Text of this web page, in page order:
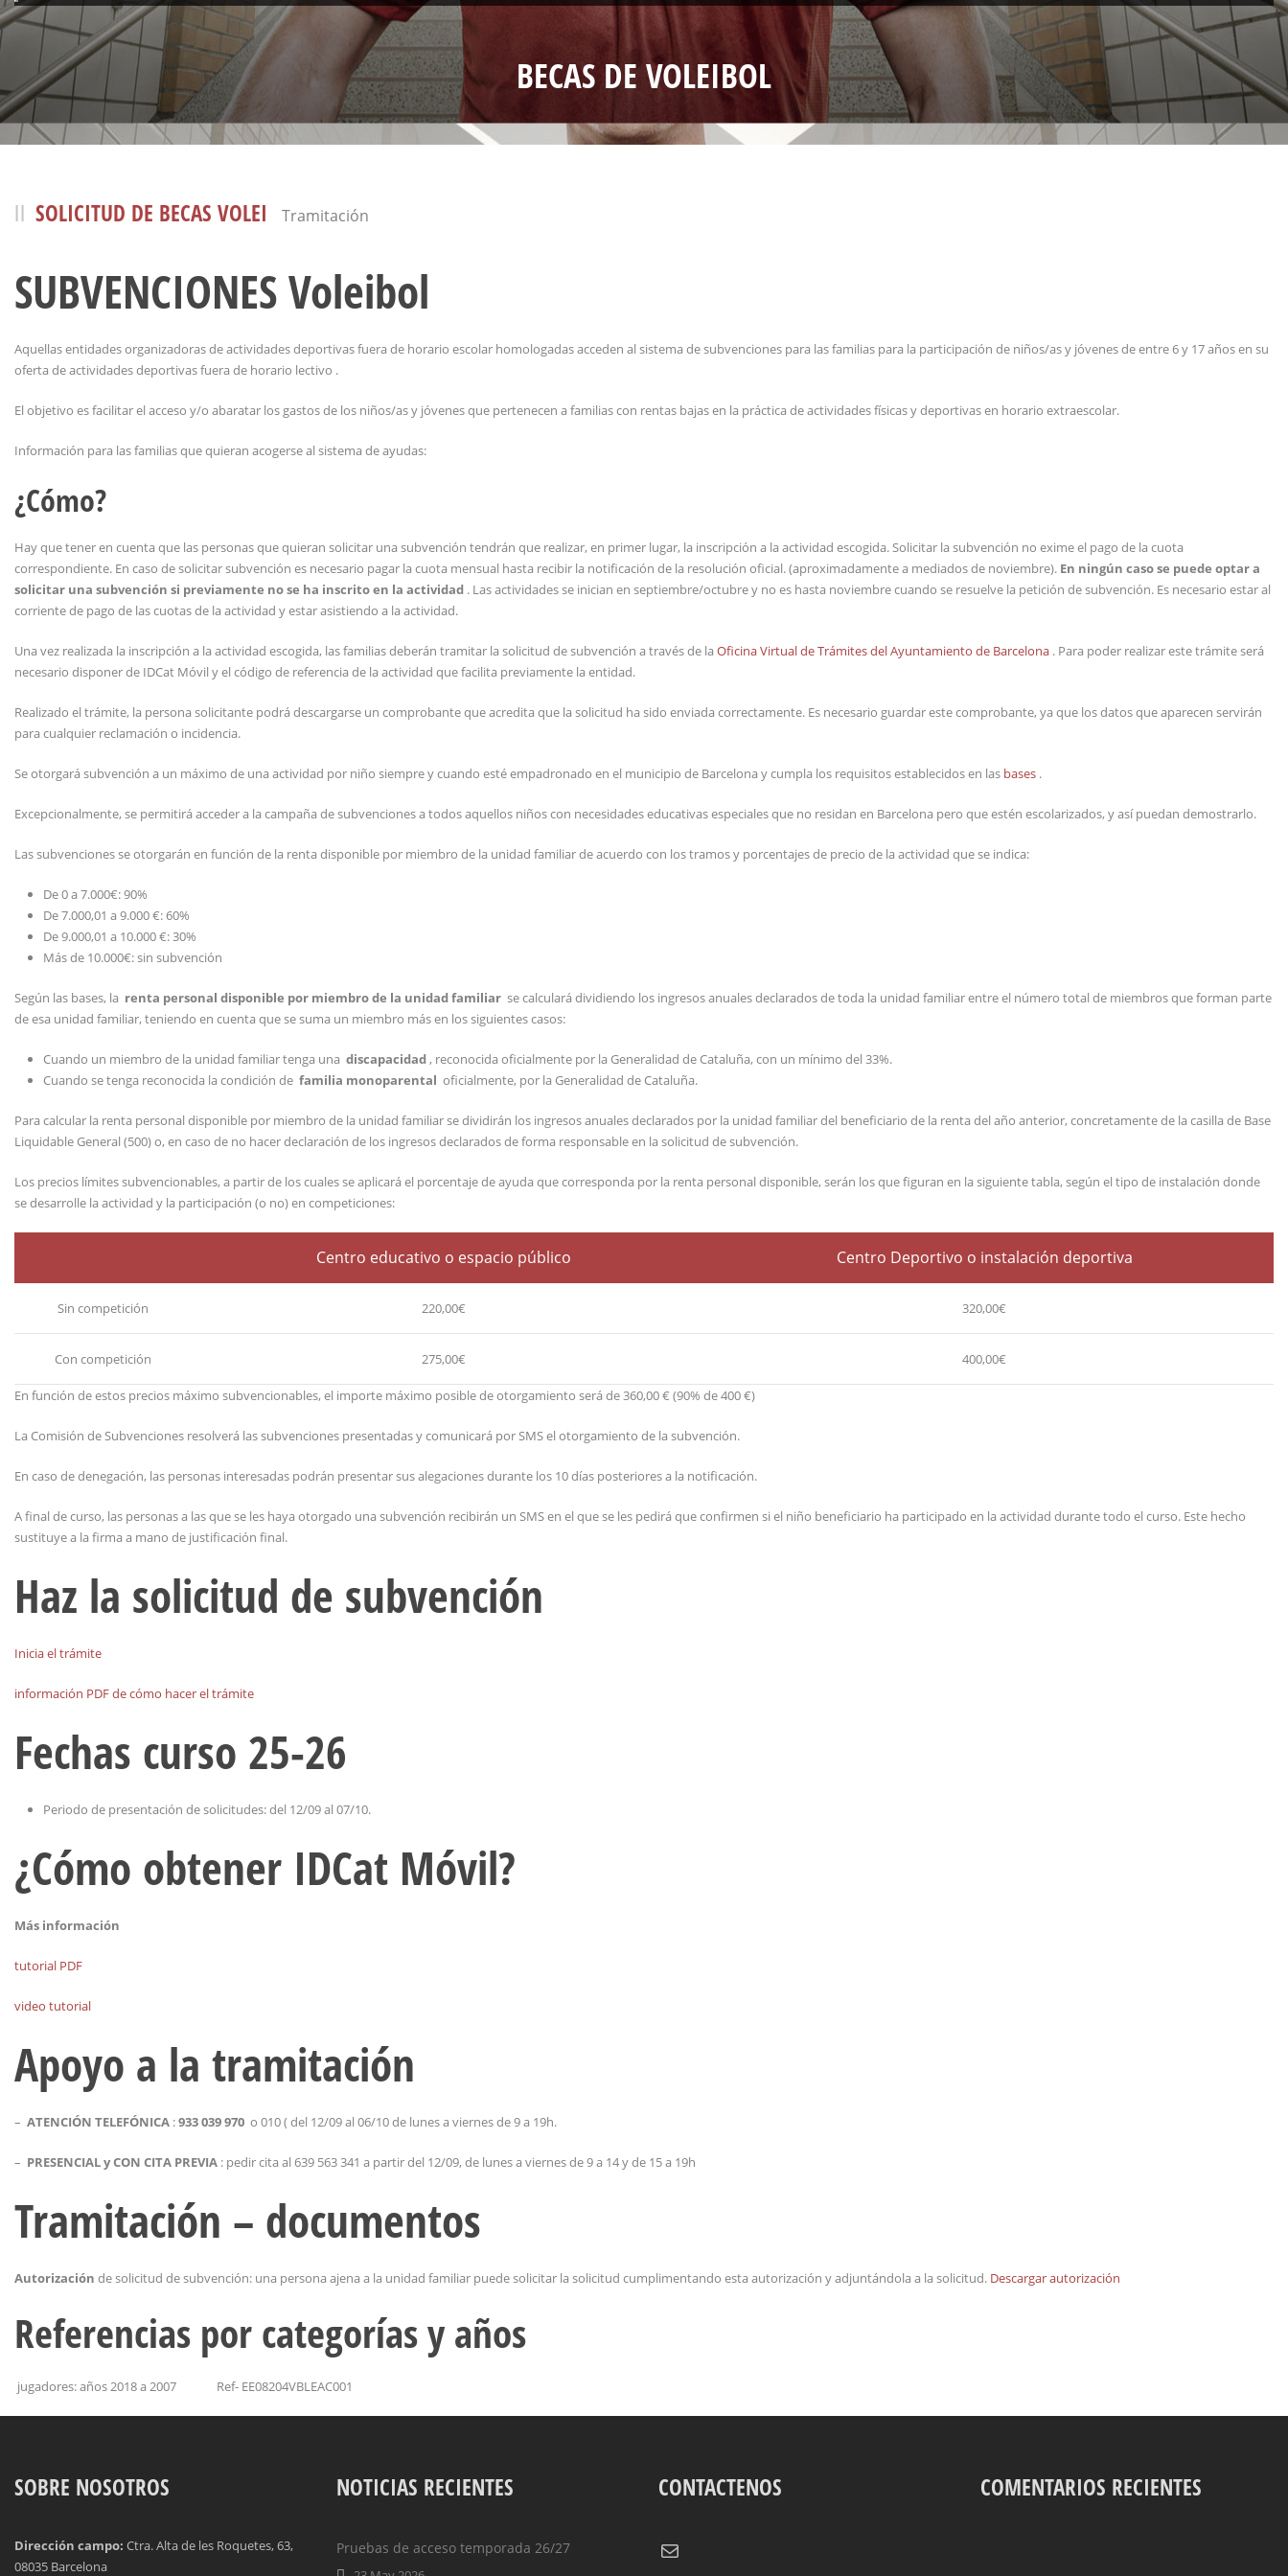
BECAS DE VOLEIBOL
SOLICITUD DE BECAS VOLEI Tramitación
SUBVENCIONES Voleibol
Aquellas entidades organizadoras de actividades deportivas fuera de horario escolar homologadas acceden al sistema de subvenciones para las familias para la participación de niños/as y jóvenes de entre 6 y 17 años en su
oferta de actividades deportivas fuera de horario lectivo .
El objetivo es facilitar el acceso y/o abaratar los gastos de los niños/as y jóvenes que pertenecen a familias con rentas bajas en la práctica de actividades físicas y deportivas en horario extraescolar.
Información para las familias que quieran acogerse al sistema de ayudas:
¿Cómo?
Hay que tener en cuenta que las personas que quieran solicitar una subvención tendrán que realizar, en primer lugar, la inscripción a la actividad escogida. Solicitar la subvención no exime el pago de la cuota
correspondiente. En caso de solicitar subvención es necesario pagar la cuota mensual hasta recibir la notificación de la resolución oficial. (aproximadamente a mediados de noviembre). En ningún caso se puede optar a
solicitar una subvención si previamente no se ha inscrito en la actividad . Las actividades se inician en septiembre/octubre y no es hasta noviembre cuando se resuelve la petición de subvención. Es necesario estar al
corriente de pago de las cuotas de la actividad y estar asistiendo a la actividad.
Una vez realizada la inscripción a la actividad escogida, las familias deberán tramitar la solicitud de subvención a través de la Oficina Virtual de Trámites del Ayuntamiento de Barcelona . Para poder realizar este trámite será
necesario disponer de IDCat Móvil y el código de referencia de la actividad que facilita previamente la entidad.
Realizado el trámite, la persona solicitante podrá descargarse un comprobante que acredita que la solicitud ha sido enviada correctamente. Es necesario guardar este comprobante, ya que los datos que aparecen servirán
para cualquier reclamación o incidencia.
Se otorgará subvención a un máximo de una actividad por niño siempre y cuando esté empadronado en el municipio de Barcelona y cumpla los requisitos establecidos en las bases .
Excepcionalmente, se permitirá acceder a la campaña de subvenciones a todos aquellos niños con necesidades educativas especiales que no residan en Barcelona pero que estén escolarizados, y así puedan demostrarlo.
Las subvenciones se otorgarán en función de la renta disponible por miembro de la unidad familiar de acuerdo con los tramos y porcentajes de precio de la actividad que se indica:
De 0 a 7.000€: 90%
De 7.000,01 a 9.000 €: 60%
De 9.000,01 a 10.000 €: 30%
Más de 10.000€: sin subvención
Según las bases, la renta personal disponible por miembro de la unidad familiar se calculará dividiendo los ingresos anuales declarados de toda la unidad familiar entre el número total de miembros que forman parte
de esa unidad familiar, teniendo en cuenta que se suma un miembro más en los siguientes casos:
Cuando un miembro de la unidad familiar tenga una discapacidad, reconocida oficialmente por la Generalidad de Cataluña, con un mínimo del 33%.
Cuando se tenga reconocida la condición de familia monoparental oficialmente, por la Generalidad de Cataluña.
Para calcular la renta personal disponible por miembro de la unidad familiar se dividirán los ingresos anuales declarados por la unidad familiar del beneficiario de la renta del año anterior, concretamente de la casilla de Base
Liquidable General (500) o, en caso de no hacer declaración de los ingresos declarados de forma responsable en la solicitud de subvención.
Los precios límites subvencionables, a partir de los cuales se aplicará el porcentaje de ayuda que corresponda por la renta personal disponible, serán los que figuran en la siguiente tabla, según el tipo de instalación donde
se desarrolle la actividad y la participación (o no) en competiciones:
Centro educativo o espacio público Centro Deportivo o instalación deportiva
Sin competición 220,00€ 320,00€
Con competición 275,00€ 400,00€
En función de estos precios máximo subvencionables, el importe máximo posible de otorgamiento será de 360,00 € (90% de 400 €)
La Comisión de Subvenciones resolverá las subvenciones presentadas y comunicará por SMS el otorgamiento de la subvención.
En caso de denegación, las personas interesadas podrán presentar sus alegaciones durante los 10 días posteriores a la notificación.
A final de curso, las personas a las que se les haya otorgado una subvención recibirán un SMS en el que se les pedirá que confirmen si el niño beneficiario ha participado en la actividad durante todo el curso. Este hecho
sustituye a la firma a mano de justificación final.
Haz la solicitud de subvención
Inicia el trámite
información PDF de cómo hacer el trámite
Fechas curso 25-26
Periodo de presentación de solicitudes: del 12/09 al 07/10.
¿Cómo obtener IDCat Móvil?
Más información
tutorial PDF
video tutorial
Apoyo a la tramitación
– ATENCIÓN TELEFÓNICA :933 039 970 o 010 ( del 12/09 al 06/10 de lunes a viernes de 9 a 19h.
– PRESENCIAL y CON CITA PREVIA : pedir cita al 639 563 341 a partir del 12/09, de lunes a viernes de 9 a 14 y de 15 a 19h
Tramitación – documentos
Autorización de solicitud de subvención: una persona ajena a la unidad familiar puede solicitar la solicitud cumplimentando esta autorización y adjuntándola a la solicitud. Descargar autorización
Referencias por categorías y años
jugadores: años 2018 a 2007 Ref- EE08204VBLEAC001
SOBRE NOSOTROS
Dirección campo: Ctra. Alta de les Roquetes, 63,
08035 Barcelona
NOTICIAS RECIENTES
Pruebas de acceso temporada 26/27
CONTACTENOS
Correo electrónico
COMENTARIOS RECIENTES